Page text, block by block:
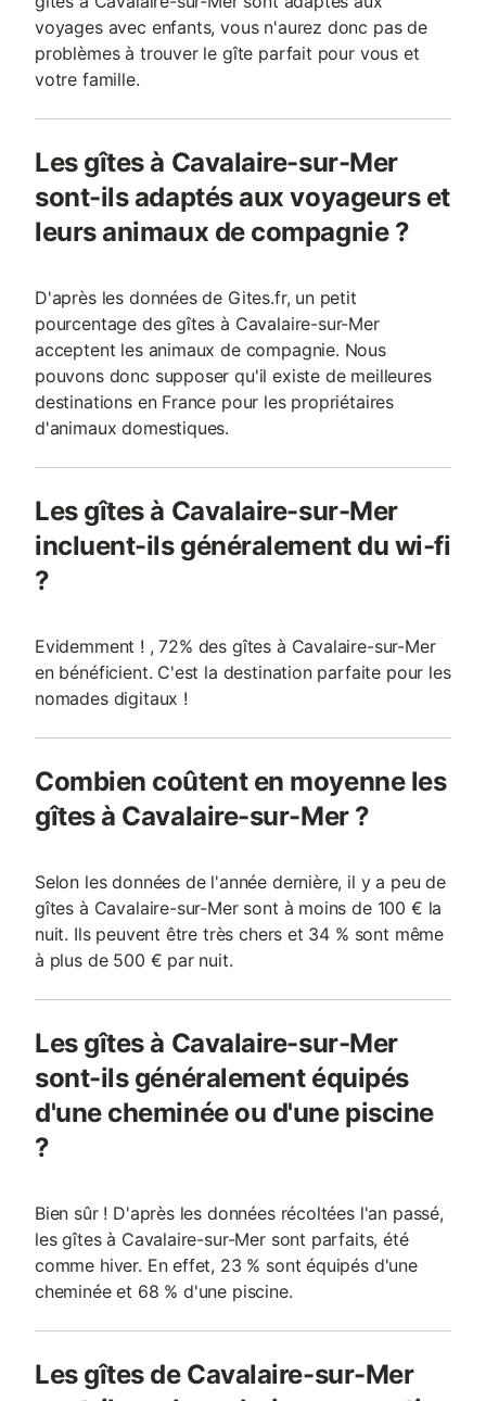
voyages avec enfants, vous n'aurez donc pas de
problèmes à trouver le gîte parfait pour vous et
votre famille.
Les gîtes à Cavalaire-sur-Mer
sont-ils adaptés aux voyageurs et
leurs animaux de compagnie ?
D'après les données de Gites.fr, un petit
pourcentage des gîtes à Cavalaire-sur-Mer
acceptent les animaux de compagnie. Nous
pouvons donc supposer qu'il existe de meilleures
destinations en France pour les propriétaires
d'animaux domestiques.
Les gîtes à Cavalaire-sur-Mer
incluent-ils généralement du wi-fi
?
Evidemment ! , 72% des gîtes à Cavalaire-sur-Mer
en bénéficient. C'est la destination parfaite pour les
nomades digitaux !
Combien coûtent en moyenne les
gîtes à Cavalaire-sur-Mer ?
Selon les données de l'année dernière, il y a peu de
gîtes à Cavalaire-sur-Mer sont à moins de 100 € la
nuit. Ils peuvent être très chers et 34 % sont même
à plus de 500 € par nuit.
Les gîtes à Cavalaire-sur-Mer
sont-ils généralement équipés
d'une cheminée ou d'une piscine
?
Bien sûr ! D'après les données récoltées l'an passé,
les gîtes à Cavalaire-sur-Mer sont parfaits, été
comme hiver. En effet, 23 % sont équipés d'une
cheminée et 68 % d'une piscine.
Les gîtes de Cavalaire-sur-Mer